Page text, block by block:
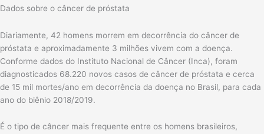
Dados sobre o câncer de próstata
Diariamente, 42 homens morrem em decorrência do câncer de
próstata e aproximadamente 3 milhões vivem com a doença.
Conforme dados do Instituto Nacional de Câncer (Inca), foram
diagnosticados 68.220 novos casos de câncer de próstata e cerca
de 15 mil mortes/ano em decorrência da doença no Brasil, para cada
ano do biênio 2018/2019.
É o tipo de câncer mais frequente entre os homens brasileiros,